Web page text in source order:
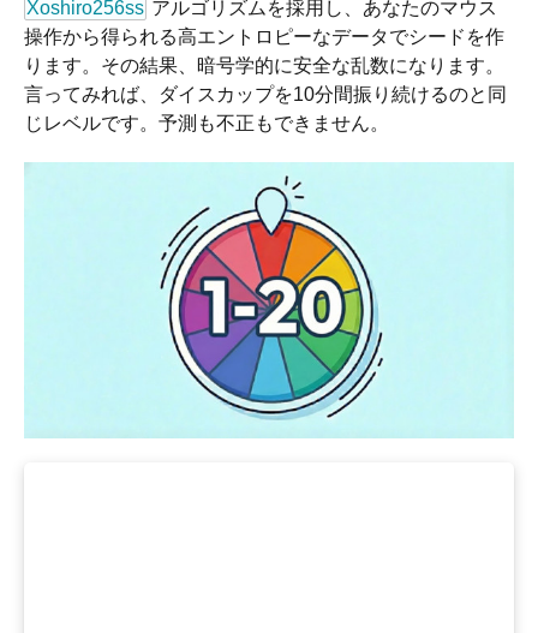
Xoshiro256ss アルゴリズムを採用し、あなたのマウス
操作から得られる高エントロピーなデータでシードを作
ります。その結果、暗号学的に安全な乱数になります。
言ってみれば、ダイスカップを10分間振り続けるのと同
じレベルです。予測も不正もできません。